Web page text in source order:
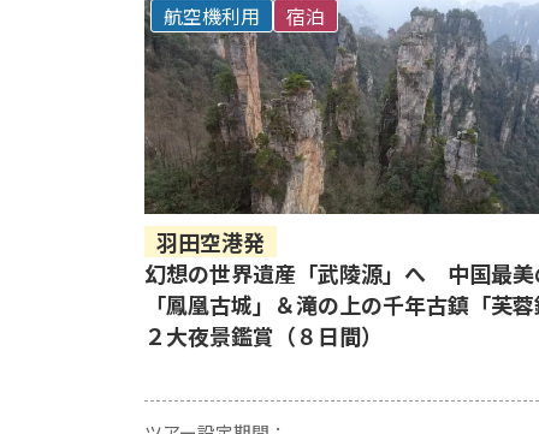
羽田空港発
航空機利用 宿泊
幻想の世界遺産「武陵源」へ 中国最美
「鳳凰古城」＆滝の上の千年古鎮「芙
２大夜景鑑賞（８日間）